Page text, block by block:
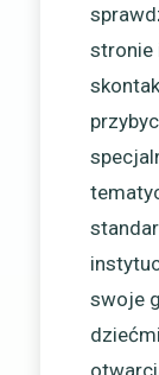
stronie
swoje